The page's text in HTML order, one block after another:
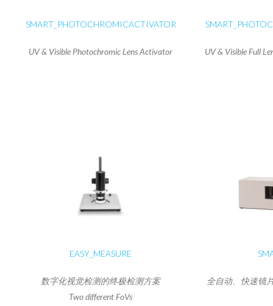
SMART_PHOTOCHROMICACTIVATOR
UV & Visible Photochromic Lens Activator UV & Visible Full
EASY_MEASURE
数字化视觉检测的终极检测方案
Two different FoVs
全自动、快速镜